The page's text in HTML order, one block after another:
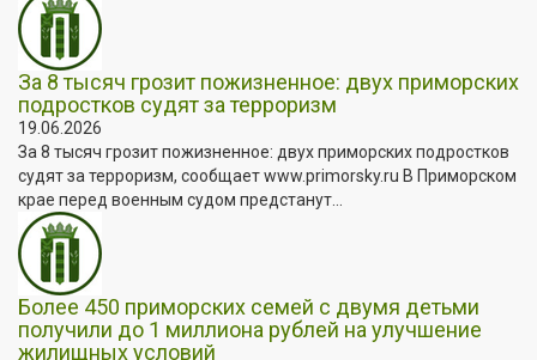
За 8 тысяч грозит пожизненное: двух приморских
подростков судят за терроризм
19.06.2026
За 8 тысяч грозит пожизненное: двух приморских подростков
судят за терроризм, сообщает www.primorsky.ru В Приморском
крае перед военным судом предстанут...
Более 450 приморских семей с двумя детьми
получили до 1 миллиона рублей на улучшение
жилищных условий